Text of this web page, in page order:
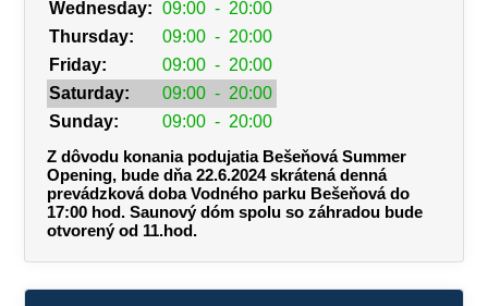
Wednesday: 09:00 - 20:00
Thursday:
09:00 - 20:00
Friday:
09:00 - 20:00
Saturday:
09:00 - 20:00
Sunday:
09:00 - 20:00
Z dôvodu konania podujatia Bešeňová Summer
Opening, bude dňa 22.6.2024 skrátená denná
prevádzková doba Vodného parku Bešeňová do
17:00 hod. Saunový dóm spolu so záhradou bude
otvorený od 11.hod.